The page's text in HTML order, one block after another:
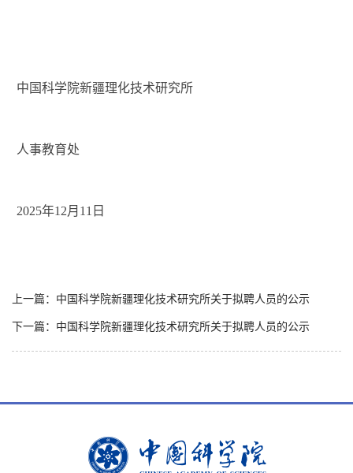
中国科学院新疆理化技术研究所
人事教育处
2025年12月 11 日
上一篇：中国科学院新疆理化技术研究所关于拟聘人员的公示
下一篇：中国科学院新疆理化技术研究所关于拟聘人员的公示